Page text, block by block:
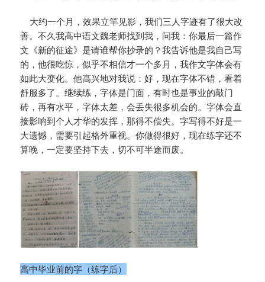
大约一个月，效果立竿见影，我们三人字迹有了很大改
善。不久我高中语文魏老师找到我，问我：你最后一篇作
文《新的征途》是请谁帮你抄录的？我告诉他是我自己写
的，他很吃惊，似乎不相信才一个多月，我作文字体会有
如此大变化。他高兴地对我说：好，现在字体不错，看着
舒服多了。继续练，字体是门面，有时也是事业的敲门
砖，再有水平，字体太差，会丢失很多机会的。字体会直
接影响到个人才华的发挥，那得不偿失。字写得不好是一
大遗憾，需要引起格外重视。你做得很好，现在练字还不
算晚，一定要坚持下去，切不可半途而废。
高中毕业前的字（练字后）